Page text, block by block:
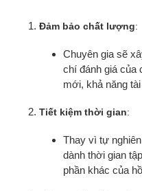
Đảm bảo chất lượng:
Chuyên gia sẽ
chí đánh giá của
mới, khả năng
Tiết kiệm thời gian:
Thay vì tự
dành thời gian
phần khác của